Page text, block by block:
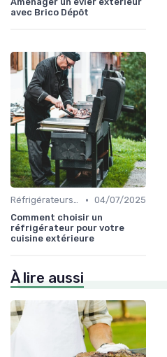
avec Brico Dépôt
Réfrigérateurs et Solutions de Stockage • 04/07/2025
Comment choisir un
réfrigérateur pour votre
cuisine extérieure
À lire aussi